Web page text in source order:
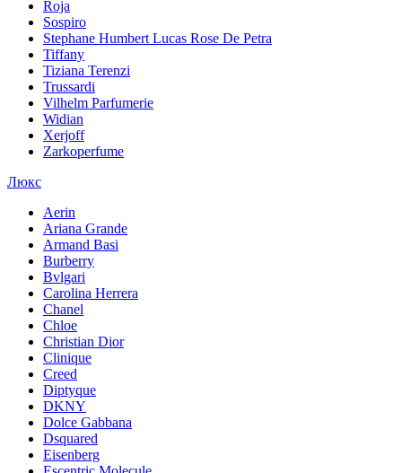
Roja
Sospiro
Stephane Humbert Lucas Rose De Petra
Tiffany
Tiziana Terenzi
Trussardi
Vilhelm Parfumerie
Widian
Xerjoff
Zarkoperfume
Люкс
Aerin
Ariana Grande
Armand Basi
Burberry
Bvlgari
Carolina Herrera
Chanel
Chloe
Christian Dior
Clinique
Creed
Diptyque
DKNY
Dolce Gabbana
Dsquared
Eisenberg